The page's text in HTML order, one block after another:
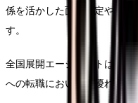
係を活かした面接設定や条件
す。
全国展開エージェントは、
への転職において、優れた実